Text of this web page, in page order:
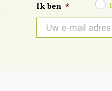
Ik ben *
mail
*